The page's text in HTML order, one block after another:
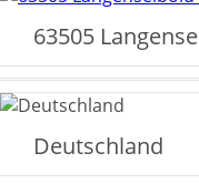
63505
Deutschland